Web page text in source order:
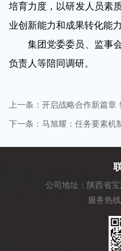
培育力度，以研发人员素
业创新能力和成果转化能
集团党委委员、监事
负责人等陪同调研。
上一条：开启战略合作新篇章！
下一条：马旭耀：任务要素机
公司地址：陕西省
服务热